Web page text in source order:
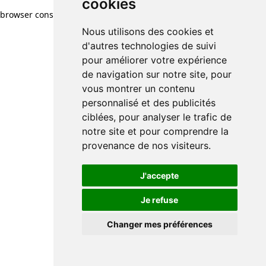
cookies
Nous utilisons des cookies et
d'autres technologies de suivi
pour améliorer votre expérience
de navigation sur notre site, pour
vous montrer un contenu
personnalisé et des publicités
ciblées, pour analyser le trafic de
notre site et pour comprendre la
provenance de nos visiteurs.
J'accepte
Je refuse
Changer mes préférences
browser console for more information)